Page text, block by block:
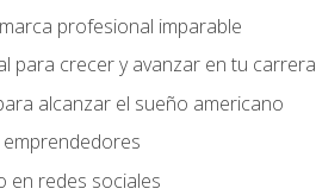
profesional imparable
para crecer y avanzar en tu carrera
alcanzar el sueño americano
en redes sociales